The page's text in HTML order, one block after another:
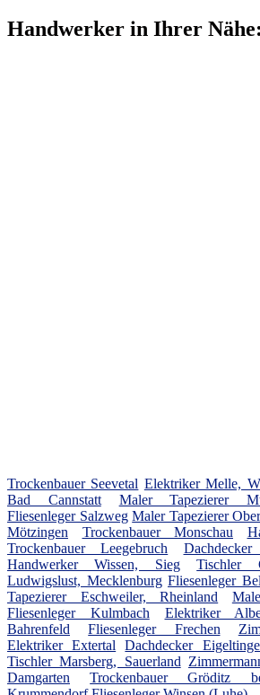
Handwerker in Ihrer Nähe:
Trockenbauer Seevetal Elektriker Melle,
Bad Cannstatt
Maler Tapezierer
Fliesenleger Salzweg Maler Tapezierer
Mötzingen
Trockenbauer Monschau
Trockenbauer Leegebruch
Handwerker Wissen, Sieg
Tischler
Ludwigslust, Mecklenburg Fliesenleger
Tapezierer Eschweiler, Rheinland
Fliesenleger Kulmbach
Elektriker
Bahrenfeld
Fliesenleger Frechen
Elektriker Extertal
Dachdecker
Tischler Marsberg, Sauerland
Damgarten
Trockenbauer Gröditz